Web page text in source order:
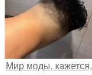
Мир моды, кажется,